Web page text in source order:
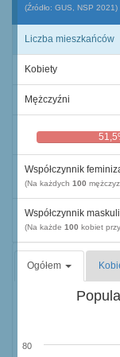
(Źródło: GUS, NSP 2021)
Liczba mieszkańców
Kobiety
Mężczyźni
Współczynnik
(Na każdych 100
Współczynnik
(Na każde 100 kobiet
Ogółem
80